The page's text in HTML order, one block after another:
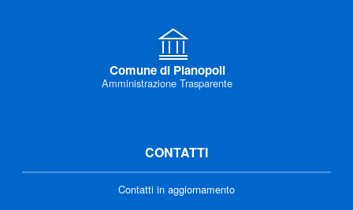
Comune di Pianopoli
Amministrazione Trasparente
CONTATTI
Contatti in aggiornamento